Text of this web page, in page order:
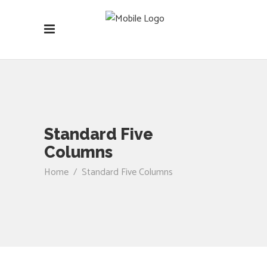
Standard Five
Columns
Home / Standard Five Columns